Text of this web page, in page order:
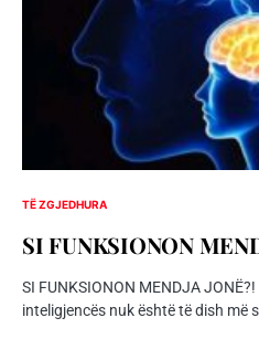
TË ZGJEDHURA
SI FUNKSIONON
SI FUNKSIONON MENDJA
inteligjencës nuk është të dish më